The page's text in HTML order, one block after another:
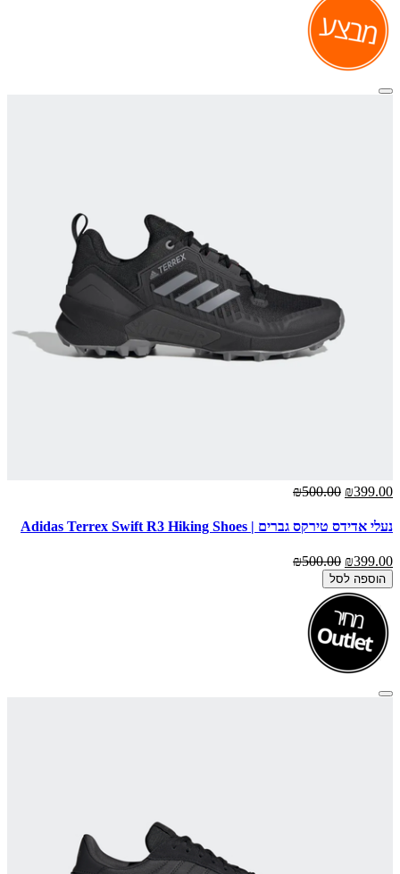
₪399.00
₪500.00
נעלי אדידס טירקס גברים | Adidas Terrex Swift R3 Hiking Shoes
₪399.00
₪500.00
הוספה לסל